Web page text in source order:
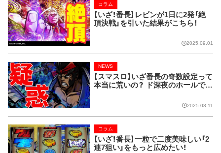
【いざ！番長】レビンが1日に2発「絶
頂決戦」を引いた結果がこちら！
コラム
2025.09.01
【スマスロ】いざ番長の奇数設定って
本当に荒いの？ ド深夜のホールで検
NEWS
2025.08.11
【いざ！番長】一粒で二度美味しい「2
連7狙い」をもっと広めたい！
コラム